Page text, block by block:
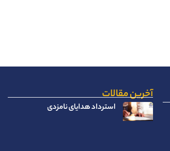
آخرین مقالات
استرداد هدایای نامزدی